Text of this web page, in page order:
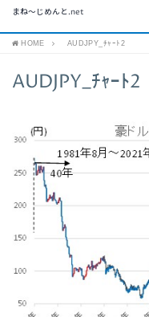
まね～じめんと.net
HOME AUDJPY_ﾁｬｰﾄ2
AUDJPY_ﾁｬｰﾄ2